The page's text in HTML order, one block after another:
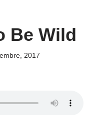
Be Wild
2017